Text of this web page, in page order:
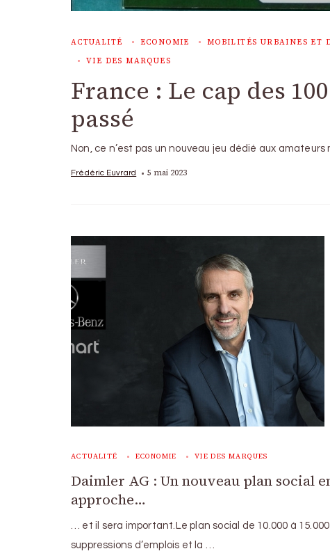
ACTUALITÉ ECONOMIE MOBILITÉS URBAINES ET
VIE DES MARQUES
France : Le cap des
passé
Non, ce n’est pas un nouveau jeu dédié aux
Frédéric Euvrard 5 mai 2023
ACTUALITÉ ECONOMIE VIE DES MARQUES
Daimler AG : Un nouveau plan social
approche…
… et il sera important.Le plan social de 10.000 à 15.000
suppressions d’emplois et la …